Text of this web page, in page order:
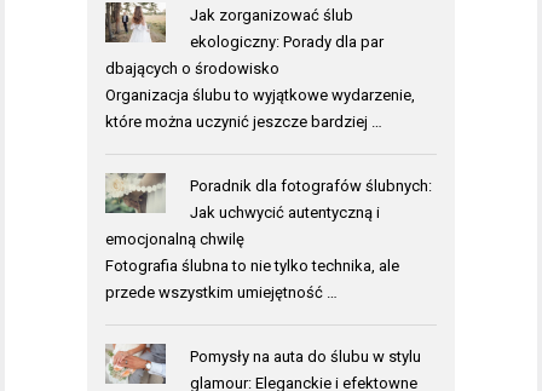
Jak zorganizować ślub
ekologiczny: Porady dla par
dbających o środowisko
Organizacja ślubu to wyjątkowe wydarzenie,
które można uczynić jeszcze bardziej …
Poradnik dla fotografów ślubnych:
Jak uchwycić autentyczną i
emocjonalną chwilę
Fotografia ślubna to nie tylko technika, ale
przede wszystkim umiejętność …
Pomysły na auta do ślubu w stylu
glamour: Eleganckie i efektowne